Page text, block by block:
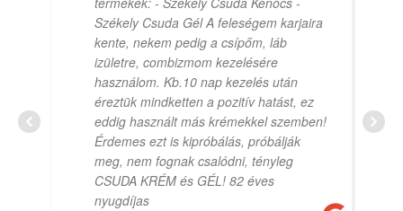
Székely Csuda Gél A feleségem karjaira
kente, nekem pedig a csípőm, láb
izületre, combizmom kezelésére
használom. Kb.10 nap kezelés után
éreztük mindketten a pozitív hatást, ez
eddig használt más krémekkel szemben!
Érdemes ezt is kipróbálás, próbálják
meg, nem fognak csalódni, tényleg
CSUDA KRÉM és GÉL! 82 éves
nyugdíjas